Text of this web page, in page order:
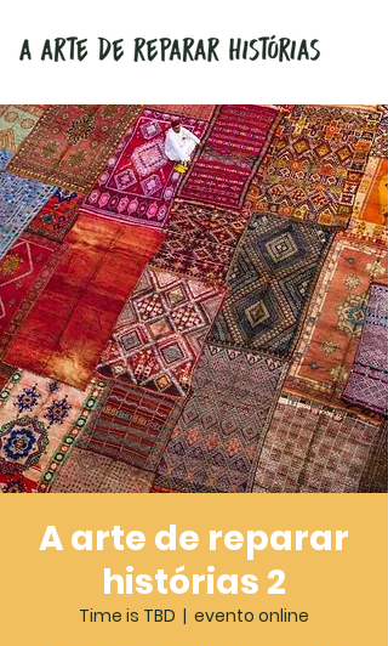
A arte de reparar
histórias 2
Time is TBD
  |
evento online